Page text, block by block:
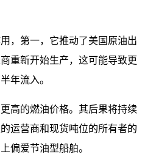
，第一，它推动了美国原油出
重新开始生产，这可能导致更
年流入。
高的燃油价格。其后果将持续
运营商和现货吨位的所有者的
偏爱节油型船舶。